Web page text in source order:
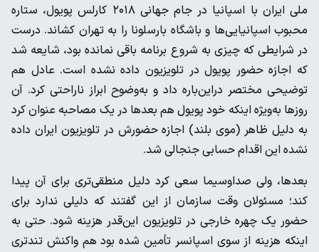
ملی ایران با اسپانیا در جام جهانی ۲۰۱۸ کارلس پویول، ستاره
محبوب اسپانیایی‌ها و باشگاه بارسلونا را به تهران کشاند. درست
در شرایطی که چیزی به شروع برنامه باقی نمانده بود، شایعه شد
که اجازه حضور پویول در تلویزیون داده نشده است. عادل هم
توضیحی مختصر دراین‌باره داد و به‌وضوح ابراز ناراحتی کرد. آن
روز‌ها به‌ویژه اینکه خود پویول هم بعد‌ها در یک مصاحبه عنوان کرد
به دلیل ظاهر (موی بلند) اجازه حضورش در تلویزیون ایران داده
نشده این اقدام حسابی جنجالی شد.
بعدها، ولی صداوسیما سعی کرد دلیل منطقی‌تری برای آن پیدا
کند؛ مسئولان وقت سازمان از این گفتند که دلیلی ندارد برای
حضور یک چهره خارجی در تلویزیون این‌قدر هزینه شود. حتی به
اینکه هزینه از سوی اسپانسر تأمین شده بود هم واکنش تندتری